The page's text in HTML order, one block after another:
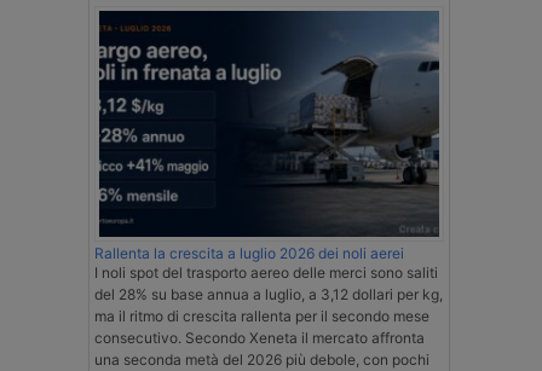
Rallenta la crescita a luglio 2026 dei noli aerei
I noli spot del trasporto aereo delle merci sono saliti
del 28% su base annua a luglio, a 3,12 dollari per kg,
ma il ritmo di crescita rallenta per il secondo mese
consecutivo. Secondo Xeneta il mercato affronta
una seconda metà del 2026 più debole, con pochi